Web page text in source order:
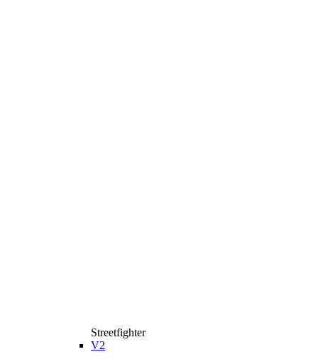
Streetfighter
V2